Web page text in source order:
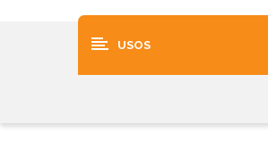
USOS